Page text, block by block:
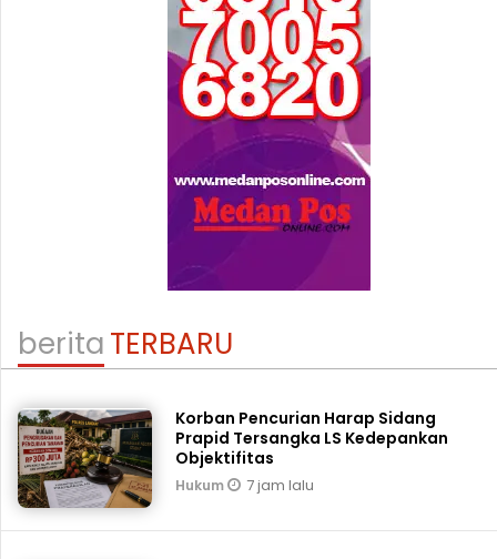
beritaTERBARU
Korban Pencurian Harap Sidang
Prapid Tersangka LS Kedepankan
Objektifitas
Hukum 7 jam lalu